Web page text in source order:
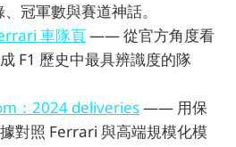
冠軍數與賽道神話。
車隊頁—— 從官方角度看
F1 歷史中最具辨識度的隊
：2024 deliveries—— 用保
對照 Ferrari 與高端規模化模